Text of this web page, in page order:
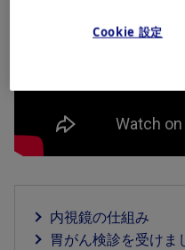
内視鏡の仕組み
胃がん検診を受けま
Cookie 設定